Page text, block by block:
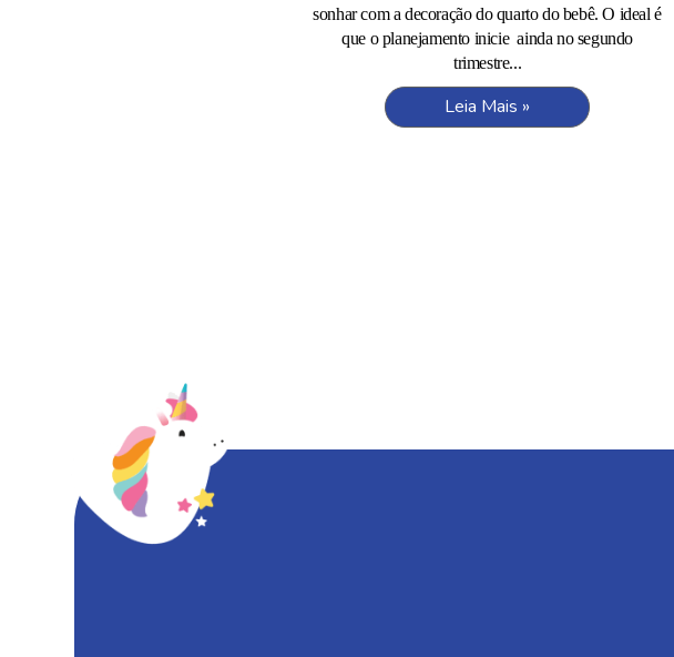
sonhar com a decoração do quarto do bebê. O ideal é
que o planejamento inicie ainda no segundo
trimestre...
Leia Mais »